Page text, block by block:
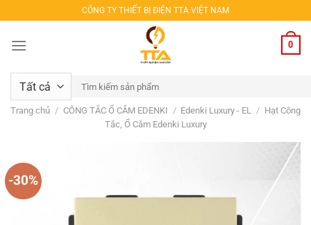
qua
nội
CÔNG TY THIẾT BỊ ĐIỆN TTA VIỆT NAM
0
Tìm
kiếm:
Trang chủ / CÔNG TẮC Ổ CẮM EDENKI / Edenki Luxury - EL / Hạt Công
Tắc, Ổ Cắm Edenki Luxury
-30%